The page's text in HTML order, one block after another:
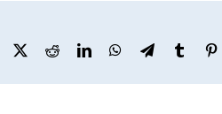
Facebook
X RedditLinkedInWhatsApp
TelegramTumblr